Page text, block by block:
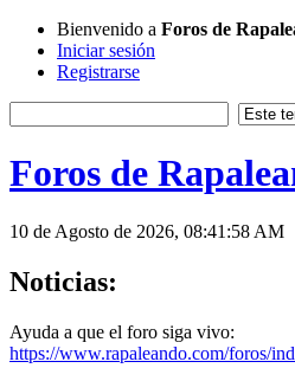
Bienvenido a Foros de
Iniciar sesión
Registrarse
Foros de
10 de Agosto de 2026, 08:41:58 AM
Noticias:
Ayuda a que el foro siga vivo:
https://www.rapaleando.com/foros/